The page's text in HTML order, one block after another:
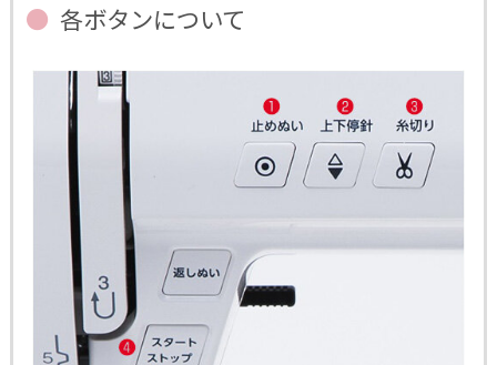
各ボタンについて